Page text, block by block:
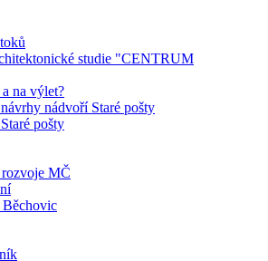
studie "CENTRUM
na výlet?
nádvoří Staré pošty
pošty
MČ